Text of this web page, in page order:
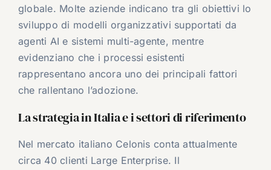
globale. Molte aziende indicano tra gli obiettivi lo
sviluppo di modelli organizzativi supportati da
agenti AI e sistemi multi-agente, mentre
evidenziano che i processi esistenti
rappresentano ancora uno dei principali fattori
che rallentano l’adozione.
La strategia in Italia e i settori di riferimento
Nel mercato italiano Celonis conta attualmente
circa 40 clienti Large Enterprise. Il